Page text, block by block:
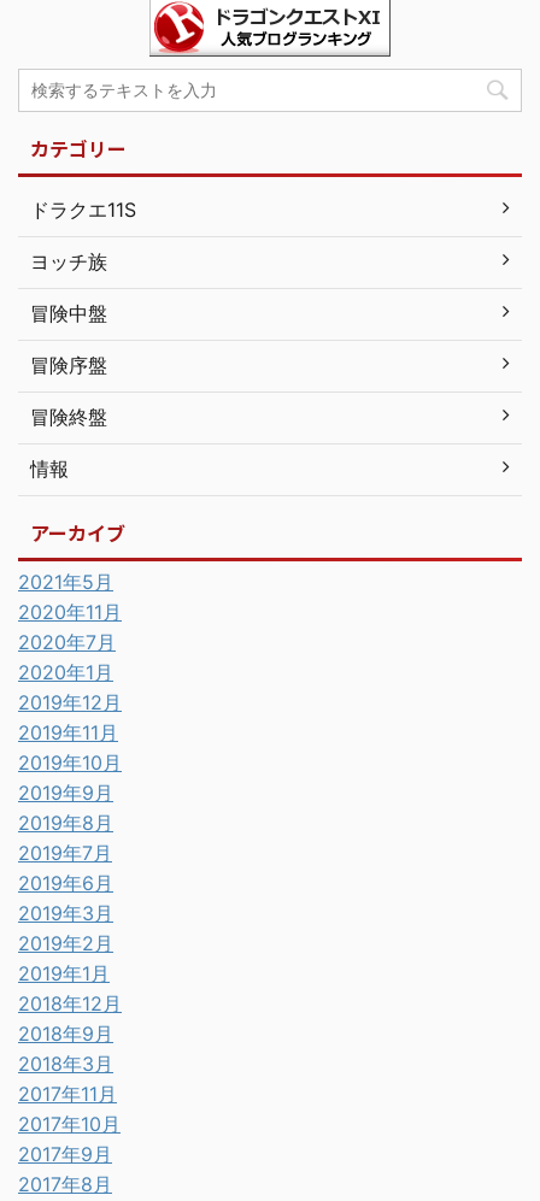
カテゴリー
ドラクエ11S
ヨッチ族
冒険中盤
冒険序盤
冒険終盤
情報
アーカイブ
2021年5月
2020年11月
2020年7月
2020年1月
2019年12月
2019年11月
2019年10月
2019年9月
2019年8月
2019年7月
2019年6月
2019年3月
2019年2月
2019年1月
2018年12月
2018年9月
2018年3月
2017年11月
2017年10月
2017年9月
2017年8月